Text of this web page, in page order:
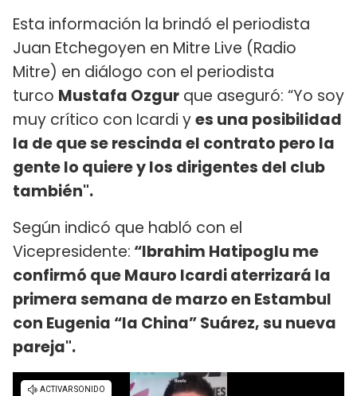
Esta información la brindó el periodista
Juan Etchegoyen en Mitre Live (Radio
Mitre) en diálogo con el periodista
turco Mustafa Ozgur que aseguró: “Yo soy
muy crítico con Icardi yes una posibilidad
la de que se rescinda el contrato pero la
gente lo quiere y los dirigentes del club
también".
Según indicó que habló con el
Vicepresidente: “Ibrahim Hatipoglu me
confirmó que Mauro Icardi aterrizará la
primera semana de marzo en Estambul
con Eugenia “la China” Suárez, su nueva
pareja".